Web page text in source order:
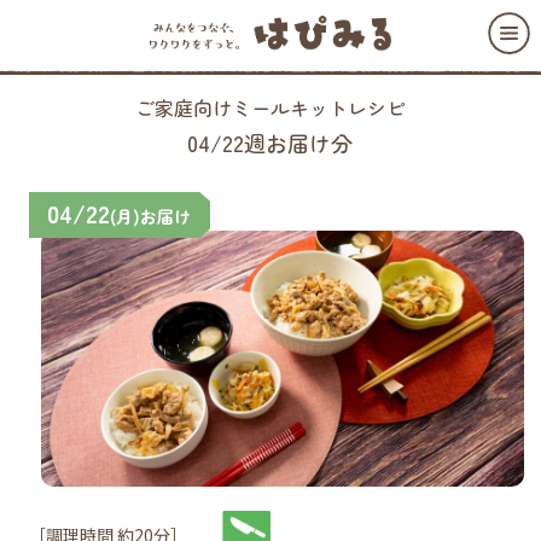
ご家庭向けミールキットレシピ
04/22週お届け分
04/22(月)お届け
［調理時間 約20分］